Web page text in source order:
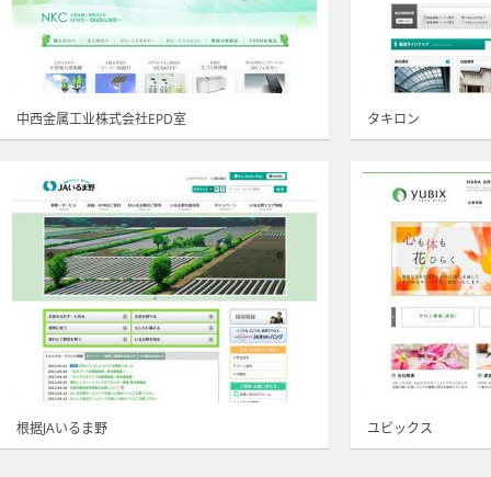
中西金属工业株式会社EPD室 タキロン
根据JAいるま野 ユビックス